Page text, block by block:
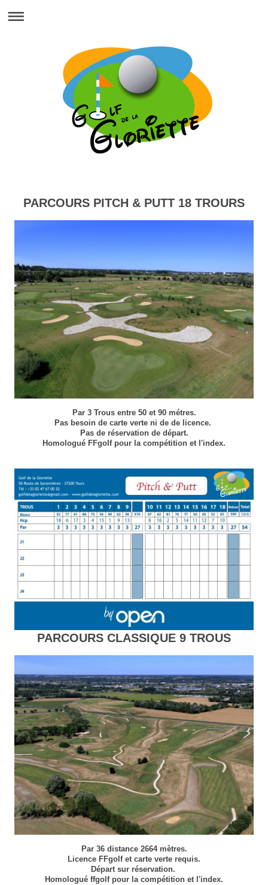
PARCOURS PITCH & PUTT 18 TROURS
Par 3 Trous entre 50 et 90 métres.
​Pas besoin de carte verte ni de de licence.
Pas de réservation de départ.
Homologué FFgolf pour la compétition et l'index.
PARCOURS CLASSIQUE 9 TROUS
Par 36 distance 2664 mètres.
​Licence FFgolf et carte verte requis.
Départ sur réservation.
Homologué ffgolf pour la compétition et l'index.